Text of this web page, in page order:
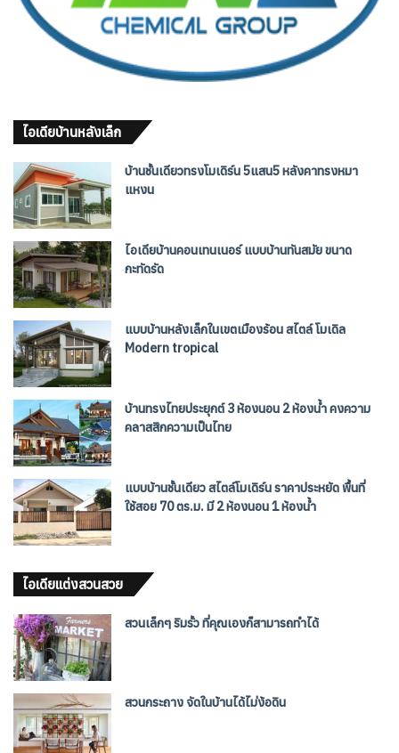
ไอเดียบ้านหลังเล็ก
บ้านชั้นเดียวทรงโมเดิร์น 5แสน5 หลังคาทรงหมา
แหงน
ไอเดียบ้านคอนเทนเนอร์ แบบบ้านทันสมัย ขนาด
กะทัดรัด
แบบบ้านหลังเล็กในเขตเมืองร้อน สไตล์ โมเดิล
Modern tropical
บ้านทรงไทยประยุกต์ 3 ห้องนอน 2 ห้องน้ำ คงความ
คลาสสิกความเป็นไทย
แบบบ้านชั้นเดียว สไตล์โมเดิร์น ราคาประหยัด พื้นที่
ใช้สอย 70 ตร.ม. มี 2 ห้องนอน 1 ห้องน้ำ
ไอเดียแต่งสวนสวย
สวนเล็กๆ ริมรั้ว ที่คุณเองก็สามารถทำได้
สวนกระถาง จัดในบ้านได้ไม่ง้อดิน